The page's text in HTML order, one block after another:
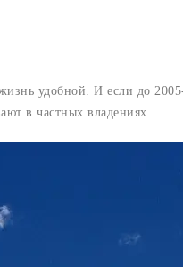
удобной. И если до
в частных владениях.